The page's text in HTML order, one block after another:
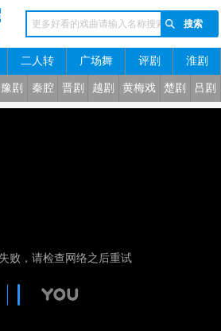
二人转 广场舞 评剧 淮剧
豫剧 秦腔 晋剧 越剧 黄梅戏 楚剧 吕剧